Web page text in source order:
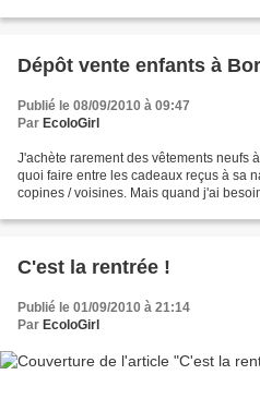
Dépôt vente enfants à
Publié le 08/09/2010 à 09:47
Par EcoloGirl
J'achète rarement des vêtements neufs
quoi faire entre les cadeaux reçus à sa
copines / voisines. Mais quand j'ai
C'est la rentrée !
Publié le 01/09/2010 à 21:14
Par EcoloGirl